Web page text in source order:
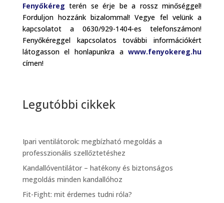
Fenyőkéreg terén se érje be a rossz minőséggel!
Forduljon hozzánk bizalommal! Vegye fel velünk a
kapcsolatot a 0630/929-1404-es telefonszámon!
Fenyőkéreggel kapcsolatos további információkért
látogasson el honlapunkra awww.fenyokereg.hu
címen!
Legutóbbi cikkek
Ipari ventilátorok: megbízható megoldás a
professzionális szellőztetéshez
Kandallóventilátor – hatékony és biztonságos
megoldás minden kandallóhoz
Fit-Fight: mit érdemes tudni róla?